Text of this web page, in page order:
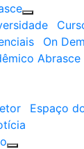
On
Abrasce
Espaço